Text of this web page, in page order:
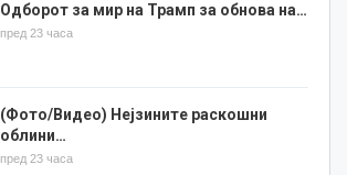
Одборот за мир на Трамп за обнова на…
пред 23 часа
(Фото/Видео) Нејзините раскошни
облини…
пред 23 часа